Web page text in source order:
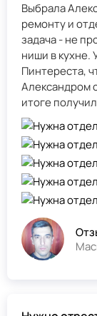
Выбрала
ремонту и
задача - не
ниши в кухне. У меня было много разных вариантов с
Пинтереста,
Александром
итоге